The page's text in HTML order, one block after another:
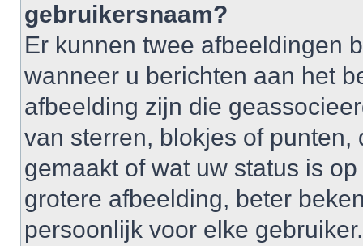
gebruikersnaam?
Er kunnen twee afbeeldingen
wanneer u berichten aan het
afbeelding zijn die
van sterren, blokjes of
gemaakt of wat uw status is
grotere afbeelding, beter
persoonlijk voor elke